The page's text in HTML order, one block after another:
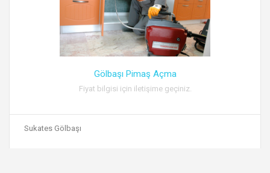
Gölbaşı Pimaş Açma
Fiyat bilgisi için iletişime geçiniz.
Sukates Gölbaşı